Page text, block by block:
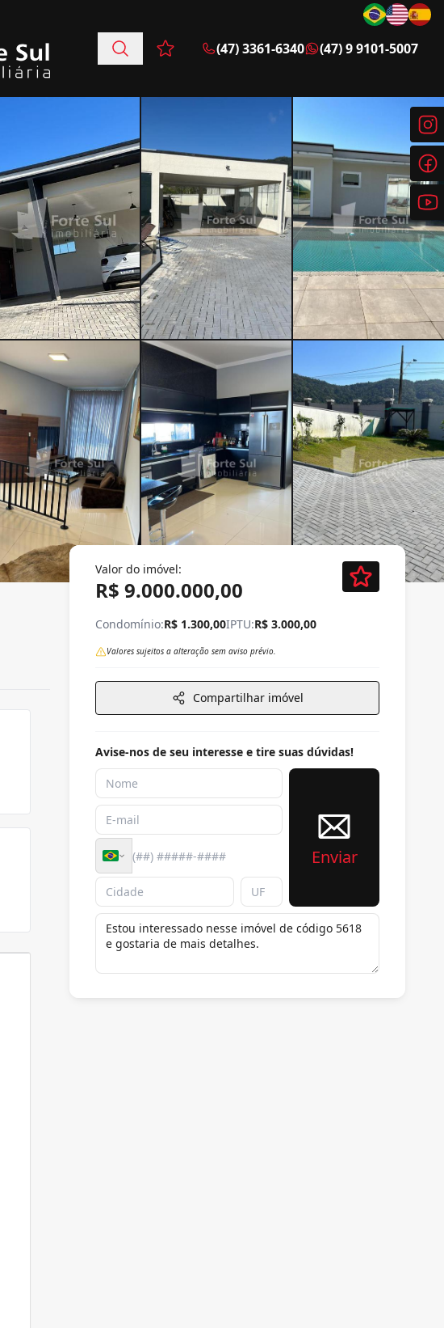
Favoritos (0 itens)
(47) 3361-6340 (47) 9 9101-5007
Valor do imóvel:
R$ 9.000.000,00
Condomínio:R$ 1.300,00IPTU:R$ 3.000,00
Valores sujeitos a alteração sem aviso prévio.
Compartilhar imóvel
Avise-nos de seu interesse e tire suas dúvidas!
Enviar